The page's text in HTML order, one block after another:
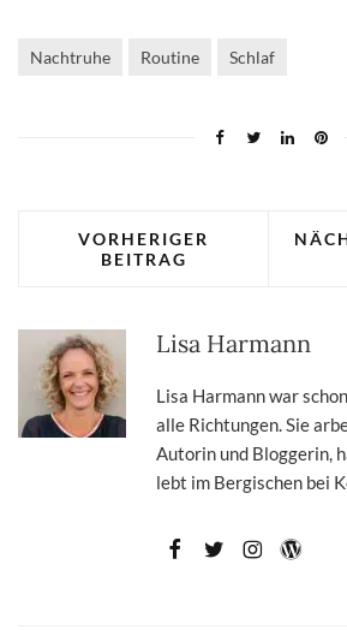
Nachtruhe Routine Schlaf
VORHERIGER
BEITRAG
Lisa Harmann
Lisa Harmann war
alle Richtungen. Sie
Autorin und Bloggerin,
lebt im Bergischen bei